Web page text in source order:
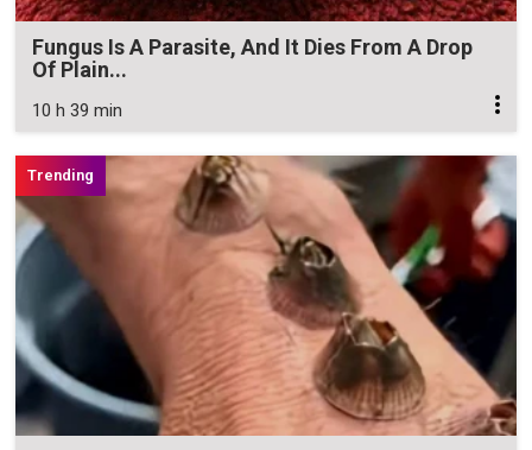
Fungus Is A Parasite, And It Dies From A Drop
Of Plain...
10 h 39 min